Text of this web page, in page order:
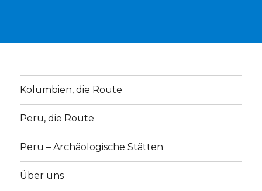
Kolumbien, die Route
Peru, die Route
Peru – Archäologische Stätten
Über uns